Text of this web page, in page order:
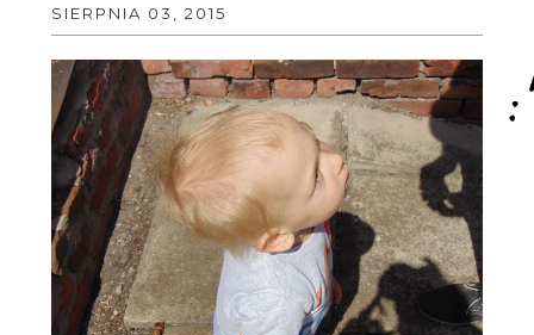
SIERPNIA 03, 2015